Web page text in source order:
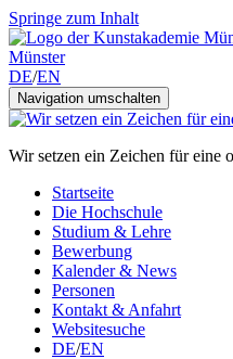
Springe zum Inhalt
DE/EN
Navigation umschalten
Wir setzen ein Zeichen für eine
Startseite
Die Hochschule
Studium & Lehre
Bewerbung
Kalender & News
Personen
Kontakt & Anfahrt
Websitesuche
DE/EN